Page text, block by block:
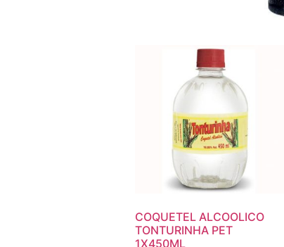
COQUETEL ALCOOLICO
TONTURINHA PET
1X450ML